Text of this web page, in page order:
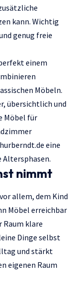
kann. Wichtig
genug freie
einem
Möbeln.
übersichtlich und
Möbel für
eine
nimmt
allem, dem Kind
Möbel erreichbar
Raum klare
Dinge selbst
und stärkt
eigenen Raum